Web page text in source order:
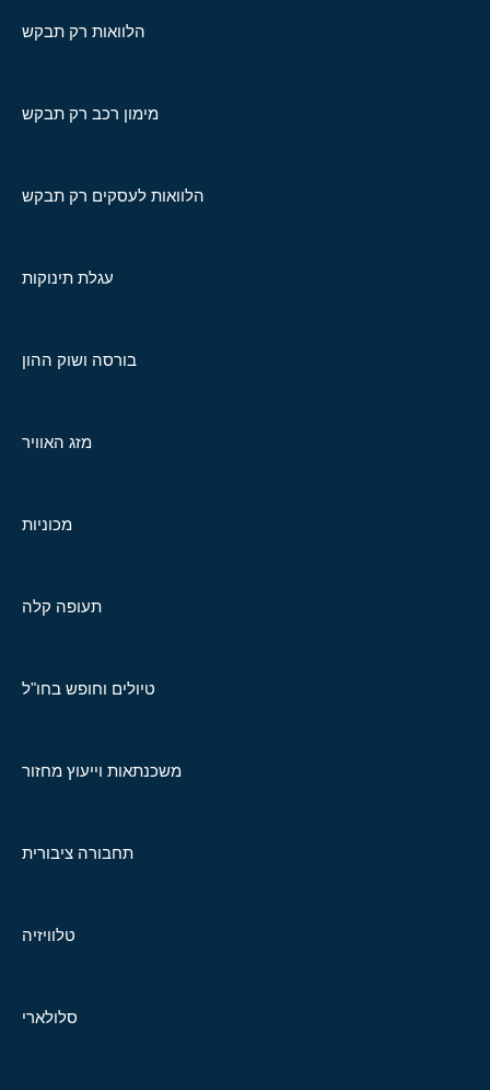
הלוואות רק תבקש
מימון רכב רק תבקש
הלוואות לעסקים רק תבקש
עגלת תינוקות
בורסה ושוק ההון
מזג האוויר
מכוניות
תעופה קלה
טיולים וחופש בחו"ל
משכנתאות וייעוץ מחזור
תחבורה ציבורית
טלוויזיה
סלולארי